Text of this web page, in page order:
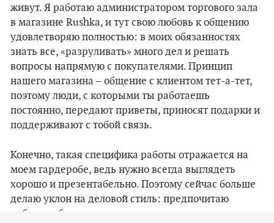
живут. Я работаю администратором торгового зала
в магазине Rushka, и тут свою любовь к общению
удовлетворяю полностью: в моих обязанностях
знать все, «разруливать» много дел и решать
вопросы напрямую с покупателями. Принцип
нашего магазина – общение с клиентом тет-а-тет,
поэтому люди, с которыми ты работаешь
постоянно, передают приветы, приносят подарки и
поддерживают с тобой связь.
Конечно, такая специфика работы отражается на
моем гардеробе, ведь нужно всегда выглядеть
хорошо и презентабельно. Поэтому сейчас больше
делаю уклон на деловой стиль: предпочитаю
рубашки, брюки, что-то строгое и классическое.